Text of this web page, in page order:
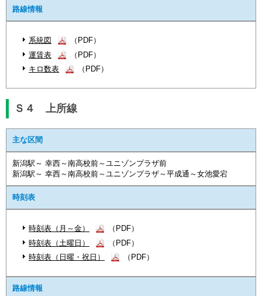
路線情報
系統図
（PDF）
運賃表
（PDF）
キロ数表
（PDF）
Ｓ４ 上所線
主な区間
新潟駅～ 幸西～南高校前～ユニゾンプラザ前
新潟駅～ 幸西～南高校前～ユニゾンプラザ～平成通～女池愛宕
時刻表
時刻表（月～金）
（PDF）
時刻表（土曜日）
（PDF）
時刻表（日曜・祝日）
（PDF）
路線情報